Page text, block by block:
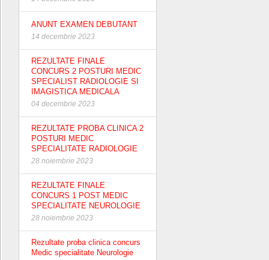
ANUNT EXAMEN DEBUTANT
14 decembrie 2023
REZULTATE FINALE
CONCURS 2 POSTURI MEDIC
SPECIALIST RADIOLOGIE SI
IMAGISTICA MEDICALA
04 decembrie 2023
REZULTATE PROBA CLINICA 2
POSTURI MEDIC
SPECIALITATE RADIOLOGIE
28 noiembrie 2023
REZULTATE FINALE
CONCURS 1 POST MEDIC
SPECIALITATE NEUROLOGIE
28 noiembrie 2023
Rezultate proba clinica concurs
Medic specialitate Neurologie